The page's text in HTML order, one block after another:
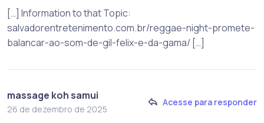
[…] Information to that Topic:
salvadorentretenimento.com.br/reggae-night-promete-
balancar-ao-som-de-gil-felix-e-da-gama/ […]
massage koh samui
26 de dezembro de 2025
Acesse para responder